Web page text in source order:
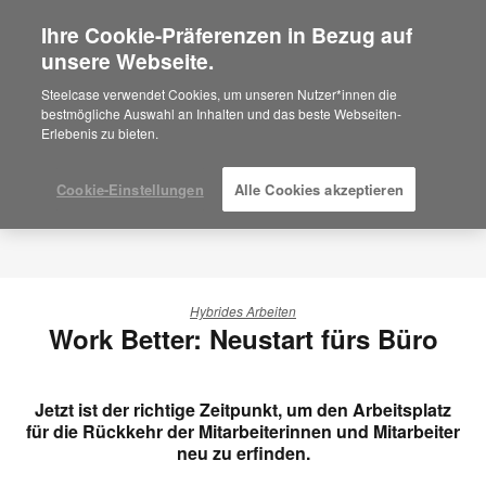
Are you in United States?
Would you like to see Products we sell in
your region?
Americas
Español
Hybrides Arbeiten
Work Better: Neustart fürs Büro
Jetzt ist der richtige Zeitpunkt, um den Arbeitsplatz
für die Rückkehr der Mitarbeiterinnen und Mitarbeiter
neu zu erfinden.
Ihre Cookie-Präferenzen in Bezug auf
unsere Webseite.
Steelcase verwendet Cookies, um unseren Nutzer*innen die
bestmögliche Auswahl an Inhalten und das beste Webseiten-
Erlebenis zu bieten.
Cookie-Einstellungen Alle Cookies akzeptieren